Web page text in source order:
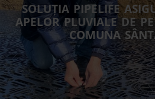
SOLUȚIA PIPELIFE
APELOR PLUVIALE DE
COMUNA